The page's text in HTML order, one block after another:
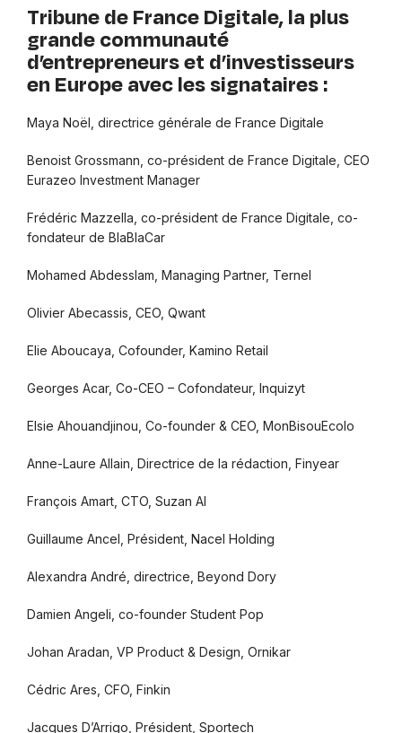
Tribune de France Digitale, la plus
grande communauté
d’entrepreneurs et d’investisseurs
en Europe avec les signataires :
Maya Noël, directrice générale de France Digitale
Benoist Grossmann, co-président de France Digitale, CEO
Eurazeo Investment Manager
Frédéric Mazzella, co-président de France Digitale, co-
fondateur de BlaBlaCar
Mohamed Abdesslam, Managing Partner, Ternel
Olivier Abecassis, CEO, Qwant
Elie Aboucaya, Cofounder, Kamino Retail
Georges Acar, Co-CEO – Cofondateur, Inquizyt
Elsie Ahouandjinou, Co-founder & CEO, MonBisouEcolo
Anne-Laure Allain, Directrice de la rédaction, Finyear
François Amart, CTO, Suzan AI
Guillaume Ancel, Président, Nacel Holding
Alexandra André, directrice, Beyond Dory
Damien Angeli, co-founder Student Pop
Johan Aradan, VP Product & Design, Ornikar
Cédric Ares, CFO, Finkin
Jacques D’Arrigo, Président, Sportech